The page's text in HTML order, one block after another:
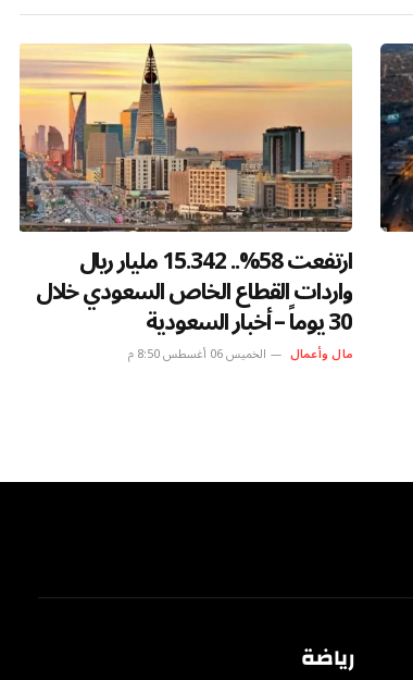
الذهب يصعد مع تراجع الدولار وترقب
تحركات الفيدرالي – أخبار السعودية
مال وأعمال الخميس 06 أغسطس 6:36 ص
رياضة